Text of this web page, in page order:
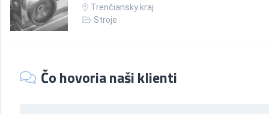
Trenčiansky kraj
Stroje
Čo hovoria naši klienti